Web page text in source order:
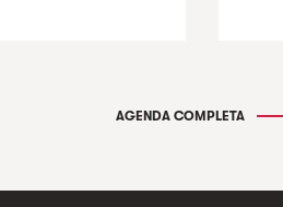
AGENDA COMPLETA